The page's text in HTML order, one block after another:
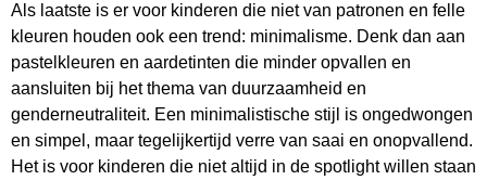
Als laatste is er voor kinderen die niet van patronen en felle
kleuren houden ook een trend: minimalisme. Denk dan aan
pastelkleuren en aardetinten die minder opvallen en
aansluiten bij het thema van duurzaamheid en
genderneutraliteit. Een minimalistische stijl is ongedwongen
en simpel, maar tegelijkertijd verre van saai en onopvallend.
Het is voor kinderen die niet altijd in de spotlight willen staan